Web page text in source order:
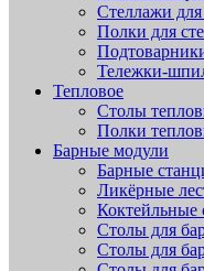
Стеллажи
Полки для
Тележки-
Тепловое
Столы
Полки
Барные модули
Барные
Ликёрные
Коктейльные
Столы для
Столы для